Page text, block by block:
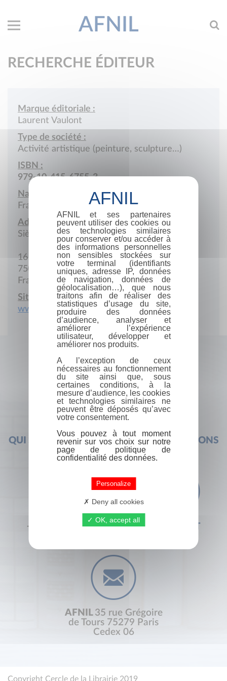
AFNIL
RECHERCHE ÉDITEUR
Marque éditoriale :
Laurent Vaulont
Type de société :
Activité artistique (peinture, sculpture…)
ISBN :
979-10-415-6755-3
Nationalité :
France
Adresse :
Siège social
16 Rue Fagon
75013 Paris
France
Site Internet :
www.laurentvaulont.fr
QUI SOMMES-NOUS ?FOIRE AUX QUESTIONS
+33 (0) 1 44 41 29 19 CONTACT
AFNIL 35 rue Grégoire
de Tours 75279 Paris
Cedex 06
Copyright Cercle de la Librairie 2019
AFNIL et ses partenaires
peuvent utiliser des cookies ou
des technologies similaires
pour conserver et/ou accéder à
des informations personnelles
non sensibles stockées sur
votre terminal (identifiants
uniques, adresse IP, données
de navigation, données de
géolocalisation…), que nous
traitons afin de réaliser des
statistiques d’usage du site,
produire des données
d’audience, analyser et
améliorer l’expérience
utilisateur, développer et
améliorer nos produits.
A l’exception de ceux
nécessaires au fonctionnement
du site ainsi que, sous
certaines conditions, à la
mesure d’audience, les cookies
et technologies similaires ne
peuvent être déposés qu’avec
votre consentement.
Vous pouvez à tout moment
revenir sur vos choix sur notre
page de politique de
confidentialité des données.
Personalize
Deny all cookies
OK, accept all